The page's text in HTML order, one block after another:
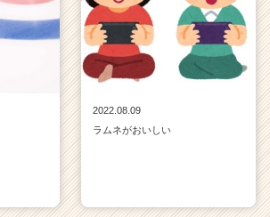
2022.08.09
ラムネがおいしい